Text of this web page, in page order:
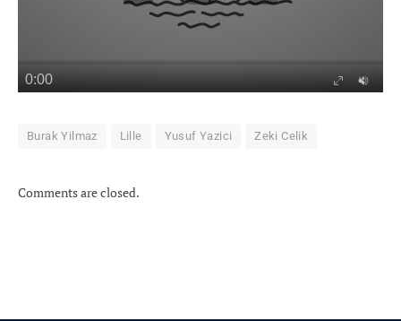
Burak Yilmaz Lille Yusuf Yazici Zeki Celik
Comments are closed.